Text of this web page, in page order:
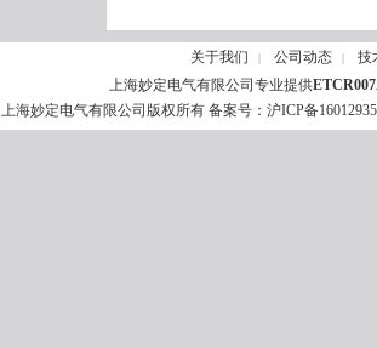
关于我们 | 公司动态 |
技
上海妙定电气有限公司专业提供
上海妙定电气有限公司版权所有 备案号： 沪ICP备